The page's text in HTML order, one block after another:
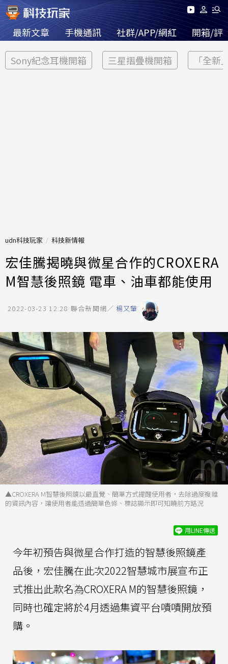
最新文章 手機通訊 社群/APP/網紅 開箱/評
Sony紀念耳機開箱 三星摺疊機開箱 「全新
udn科技玩家 科技新情報
宏佳騰揭曉與微星合作的CROXERA
M智慧後照鏡 電車、油車都能使用
2022-03-23 12:28 聯合新聞網／ 楊又肇
▲CROXERA M智慧後照鏡以最直覺、簡單方式提醒使用者，去除過度複雜
的資訊內容，讓使用者能透過簡單色條、標誌顯示即可知曉前方路況
用LINE傳送
今年初預告與微星合作打造的智慧後照鏡產
品後，宏佳騰在此次2022智慧城市展宣布正
式推出此款名為CROXERA M的智慧後照鏡，
同時也確定將於4月透過集資平台嘖嘖開放預
購。